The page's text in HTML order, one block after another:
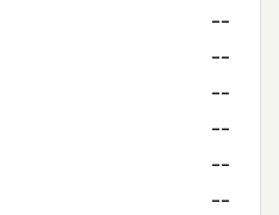
--
--
--
--
--
--